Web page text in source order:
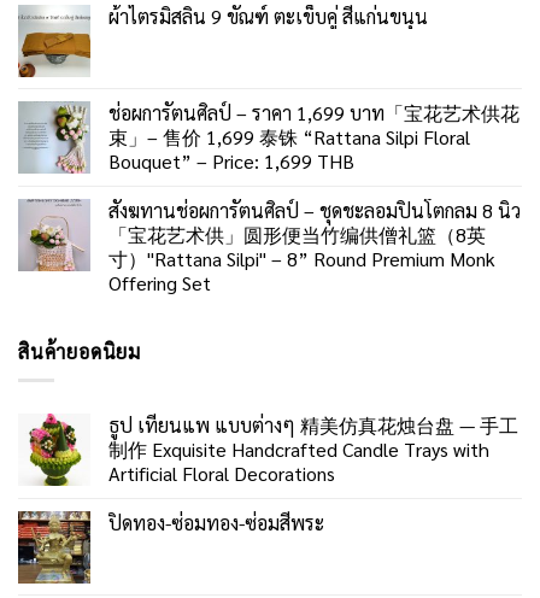
ผ้าไตรมิสลิน 9 ขัณฑ์ ตะเข็บคู่ สีแก่นขนุน
ช่อผการัตนศิลป์ – ราคา 1,699 บาท「宝花艺术供花
束」– 售价 1,699 泰铢 “Rattana Silpi Floral
Bouquet” – Price: 1,699 THB
สังฆทานช่อผการัตนศิลป์ – ชุดชะลอมปิ่นโตกลม 8 นิ้ว
「宝花艺术供」圆形便当竹编供僧礼篮（8英
寸）"Rattana Silpi" – 8” Round Premium Monk
Offering Set
สินค้ายอดนิยม
ธูป เทียนแพ แบบต่างๆ 精美仿真花烛台盘 — 手工
制作 Exquisite Handcrafted Candle Trays with
Artificial Floral Decorations
ปิดทอง-ซ่อมทอง-ซ่อมสีพระ